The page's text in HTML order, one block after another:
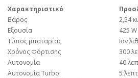
Χαρακτηριστικό
Βάρος
2,54
Εξουσία
425 W
Τύπος μπαταρίας
Ιόν
Χρόνος Φόρτισης
300
Αυτονομία
40
Αυτονομία Turbo
5